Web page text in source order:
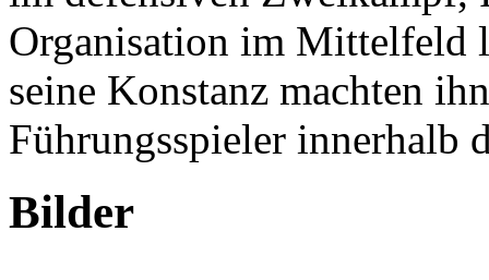
Organisation im Mittelfeld
seine Konstanz machten
Führungsspieler innerhalb
Bilder